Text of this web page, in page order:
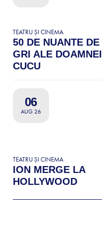
TEATRU ȘI CINEMA
50 DE NUANTE DE
GRI ALE DOAMNEI
CUCU
06
AUG 26
TEATRU ȘI CINEMA
ION MERGE LA
HOLLYWOOD